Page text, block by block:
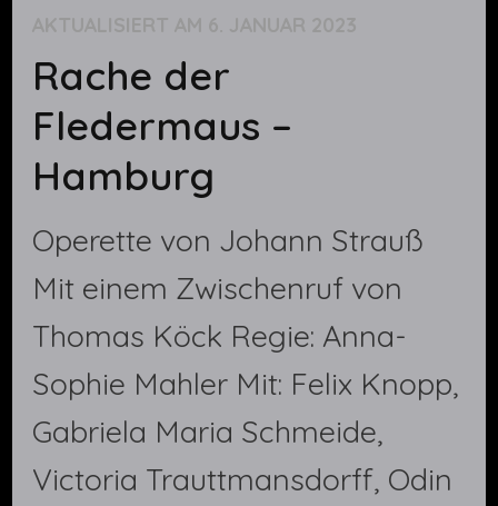
AKTUALISIERT AM 6. JANUAR 2023
Rache der
Fledermaus –
Hamburg
Operette von Johann Strauß
Mit einem Zwischenruf von
Thomas Köck Regie: Anna-
Sophie Mahler Mit: Felix Knopp,
Gabriela Maria Schmeide,
Victoria Trauttmansdorff, Odin